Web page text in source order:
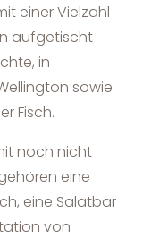
einer Vielzahl
aufgetischt
in
sowie
Fisch.
noch nicht
eine
eine Salatbar
von